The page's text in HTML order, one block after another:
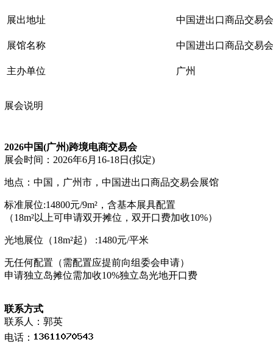
展出地址 中国进出口商品交易
展馆名称 中国进出口商品交易
主办单位 广州
展会说明
2026中国(广州)跨境电商交易会
展会时间： 2026年6月16-18日(拟定)
地点： 中国，广州市，中国进出口商品交易会展馆
标准展位:14800元/9m²，含基本展具配置
（18m²以上可申请双开摊位，双开口费加收10%）
光地展位（18m²起） :1480元/平米
无任何配置（需配置应提前向组委会申请）
申请独立岛摊位需加收10%独立岛光地开口费
联系方式
联系人：郭英
电话：